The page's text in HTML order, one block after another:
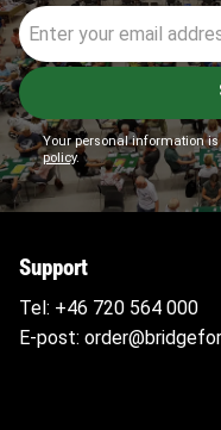
Your personal information
policy.
Support
Tel: +46 720 564 000
E-post: